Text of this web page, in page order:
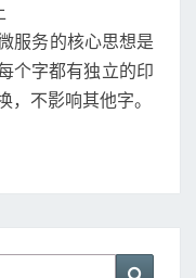
服务的核心思想是
个字都有独立的印
不影响其他字。